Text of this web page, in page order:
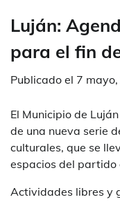
Luján:
para el fin
Publicado el 7
El Municipio de
de una nueva serie
culturales, que se
espacios del partido
Actividades libres y